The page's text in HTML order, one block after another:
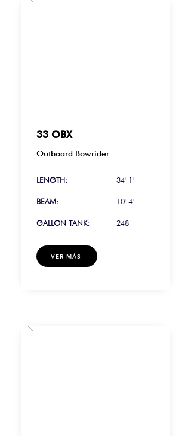
33 OBX
Outboard Bowrider
LENGTH:
BEAM:
GALLON TANK:
34' 1"
10' 4"
248
VER MÁS